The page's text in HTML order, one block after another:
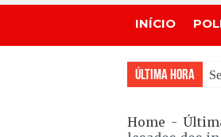
INÍCIO
Última Hora
Home -